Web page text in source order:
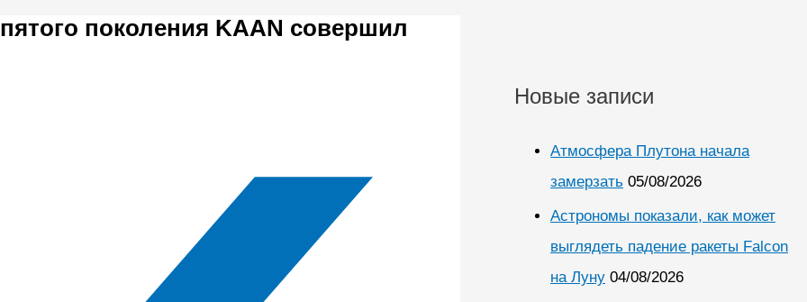
поколения KAAN совершил
Новые записи
Атмосфера Плутона начала
замерзать 05/08/2026
Астрономы показали, как может
выглядеть падение ракеты Falcon
на Луну 04/08/2026